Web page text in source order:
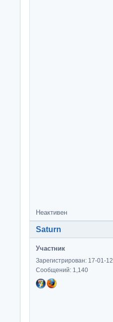
Неактивен
Saturn
Участник
Зарегистрирован: 17-01-12
Сообщений: 1,140